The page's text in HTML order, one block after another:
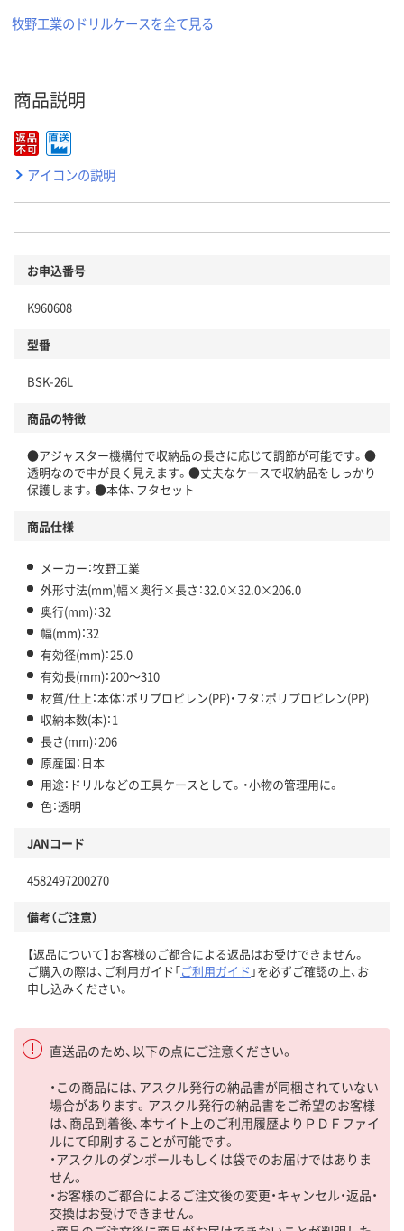
牧野工業のドリルケースを全て見る
商品説明
アイコンの説明
お申込番号
K960608
型番
BSK-26L
商品の特徴
●アジャスター機構付で収納品の長さに応じて調節が可能です。●
透明なので中が良く見えます。●丈夫なケースで収納品をしっかり
保護します。●本体、フタセット
商品仕様
メーカー：牧野工業
外形寸法(mm)幅×奥行×長さ：32.0×32.0×206.0
奥行(mm)：32
幅(mm)：32
有効径(mm)：25.0
有効長(mm)：200～310
材質/仕上：本体：ポリプロピレン(PP)・フタ：ポリプロピレン(PP)
収納本数(本)：1
長さ(mm)：206
原産国：日本
用途：ドリルなどの工具ケースとして。・小物の管理用に。
色：透明
JANコード
4582497200270
備考（ご注意）
【返品について】お客様のご都合による返品はお受けできません。
ご購入の際は、ご利用ガイド「ご利用ガイド 」を必ずご確認の上、お
申し込みください。
直送品のため、以下の点にご注意ください。
・この商品には、アスクル発行の納品書が同梱されていない
場合があります。アスクル発行の納品書をご希望のお客様
は、商品到着後、本サイト上のご利用履歴よりＰＤＦファイ
ルにて印刷することが可能です。
・アスクルのダンボールもしくは袋でのお届けではありま
せん。
・お客様のご都合によるご注文後の変更・キャンセル・返品・
交換はお受けできません。